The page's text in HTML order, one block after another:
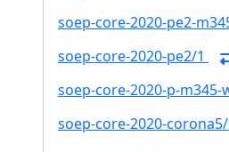
soep-core-2020-pe2-
soep-core-2020-pe2/1
soep-core-2020-p-m345-
soep-core-2020-